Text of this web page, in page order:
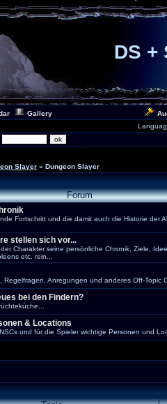
DS +
Gallery
Slayer » Dungeon Slayer
Forum
Fortschritt und die damit auch die Historie der
stellen sich vor...
Charakter seine persönliche Chronik, Ziele,
etc. rein...
Regelfragen, Anregungen und anderes Off-Topic
bei den Findern?
& Locations
und für die Spieler wichtige Personen und